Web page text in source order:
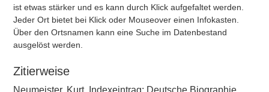
ist etwas stärker und es kann durch Klick aufgefaltet werden.
Jeder Ort bietet bei Klick oder Mouseover einen Infokasten.
Über den Ortsnamen kann eine Suche im Datenbestand
ausgelöst werden.
Zitierweise
Neumeister, Kurt, Indexeintrag: Deutsche Biographie,